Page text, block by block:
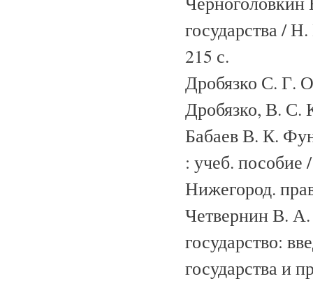
государства /
215 с.
Дробязко С. Г.
Дробязко, В. С.
Бабаев В. К.
: учеб.
Нижегород.
Четвернин В. А.
государство:
государства и